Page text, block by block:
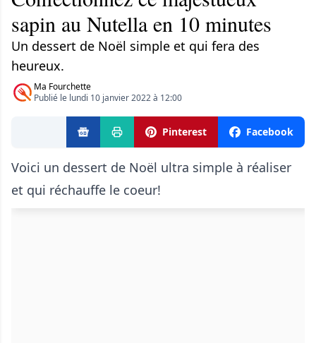
sapin au Nutella en 10 minutes
Un dessert de Noël simple et qui fera des
heureux.
Ma Fourchette
Publié le lundi 10 janvier 2022 à 12:00
Pinterest Facebook
Voici un dessert de Noël ultra simple à réaliser
et qui réchauffe le coeur!